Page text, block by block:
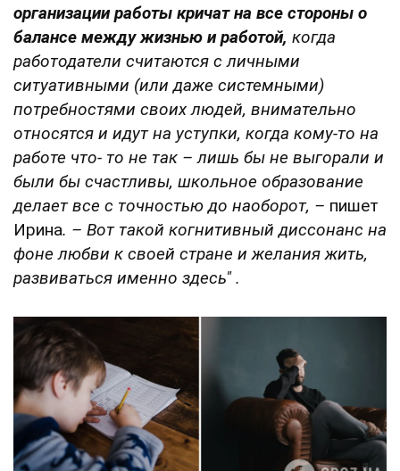
организации работы кричат на все стороны о
балансе между жизнью и работой, когда
работодатели считаются с личными
ситуативными (или даже системными)
потребностями своих людей, внимательно
относятся и идут на уступки, когда кому-то на
работе что- то не так – лишь бы не выгорали и
были бы счастливы, школьное образование
делает все с точностью до наоборот, – пишет
Ирина. – Вот такой когнитивный диссонанс на
фоне любви к своей стране и желания жить,
развиваться именно здесь" .